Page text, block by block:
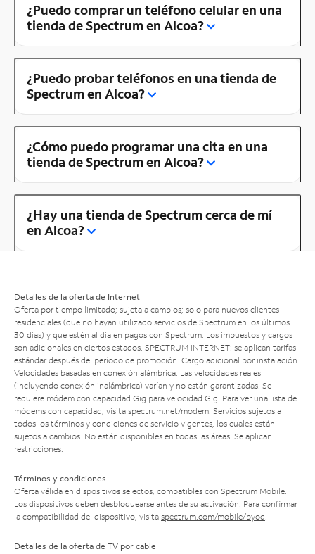
¿Puedo comprar un teléfono celular en una
tienda de Spectrum en Alcoa?
¿Puedo probar teléfonos en una tienda de
Spectrum en Alcoa?
¿Cómo puedo programar una cita en una
tienda de Spectrum en Alcoa?
¿Hay una tienda de Spectrum cerca de mí
en Alcoa?
Detalles de la oferta de Internet
Oferta por tiempo limitado; sujeta a cambios; solo para nuevos clientes
residenciales (que no hayan utilizado servicios de Spectrum en los últimos
30 días) y que estén al día en pagos con Spectrum. Los impuestos y cargos
son adicionales en ciertos estados. SPECTRUM INTERNET: se aplican tarifas
estándar después del período de promoción. Cargo adicional por instalación.
Velocidades basadas en conexión alámbrica. Las velocidades reales
(incluyendo conexión inalámbrica) varían y no están garantizadas. Se
requiere módem con capacidad Gig para velocidad Gig. Para ver una lista de
módems con capacidad, visita spectrum.net/modem . Servicios sujetos a
todos los términos y condiciones de servicio vigentes, los cuales están
sujetos a cambios. No están disponibles en todas las áreas. Se aplican
restricciones.
Términos y condiciones
Oferta válida en dispositivos selectos, compatibles con Spectrum Mobile.
Los dispositivos deben desbloquearse antes de su activación. Para confirmar
la compatibilidad del dispositivo, visita spectrum.com/mobile/byod
Detalles de la oferta de TV por cable